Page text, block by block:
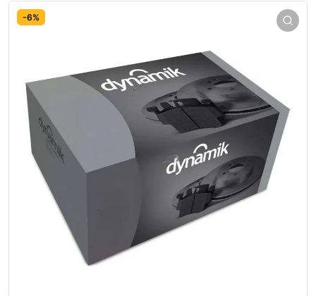
-6%